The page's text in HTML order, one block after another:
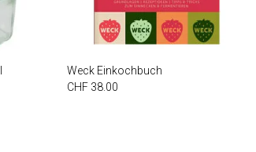
Weck Einkochbuch
CHF 38.00